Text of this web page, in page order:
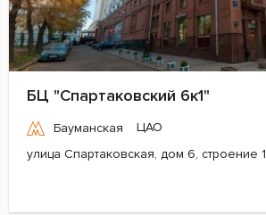
БЦ "Спартаковский 6к1"
Бауманская
ЦАО
улица Спартаковская, дом 6, строение 1